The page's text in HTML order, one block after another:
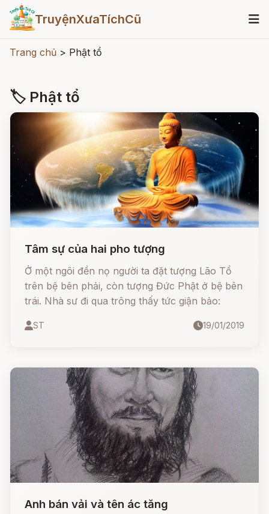
TruyệnXưaTíchCũ
Trang chủ > Phật tổ
🏷 Phật tổ
Tâm sự của hai pho tượng
Ở một ngôi đền nọ người ta đặt tượng Lão Tổ
trên bệ bên phải, còn tượng Đức Phật ở bệ bên
trái. Nhà sư đi qua trông thấy tức giận bảo:
ST 19/01/2019
Anh bán vải và tên ác tăng